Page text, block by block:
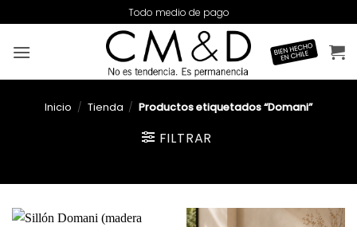
al
contenido
Todo medio de pago
Inicio / Tienda / Productos etiquetados “Domani”
FILTRAR